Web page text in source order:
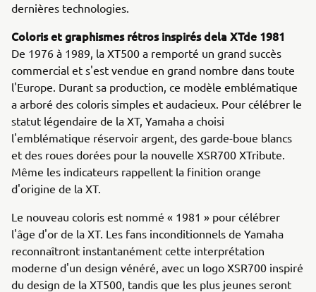
dernières technologies.
Coloris et graphismes rétros inspirés dela XTde 1981
De 1976 à 1989, la XT500 a remporté un grand succès
commercial et s'est vendue en grand nombre dans toute
l'Europe. Durant sa production, ce modèle emblématique
a arboré des coloris simples et audacieux. Pour célébrer le
statut légendaire de la XT, Yamaha a choisi
l'emblématique réservoir argent, des garde-boue blancs
et des roues dorées pour la nouvelle XSR700 XTribute.
Même les indicateurs rappellent la finition orange
d'origine de la XT.
Le nouveau coloris est nommé « 1981 » pour célébrer
l'âge d'or de la XT. Les fans inconditionnels de Yamaha
reconnaîtront instantanément cette interprétation
moderne d'un design vénéré, avec un logo XSR700 inspiré
du design de la XT500, tandis que les plus jeunes seront